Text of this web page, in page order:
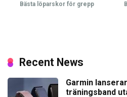
Bästa löparskor för grepp
Recent News
Garmin
träningsband